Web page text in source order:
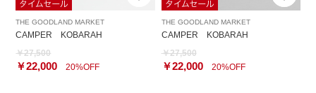
THE GOODLAND MARKET
CAMPER KOBARAH
￥27,500
￥22,000 20%OFF
THE GOODLAND MARKET
CAMPER KOBARAH
￥27,500
￥22,00020%OFF